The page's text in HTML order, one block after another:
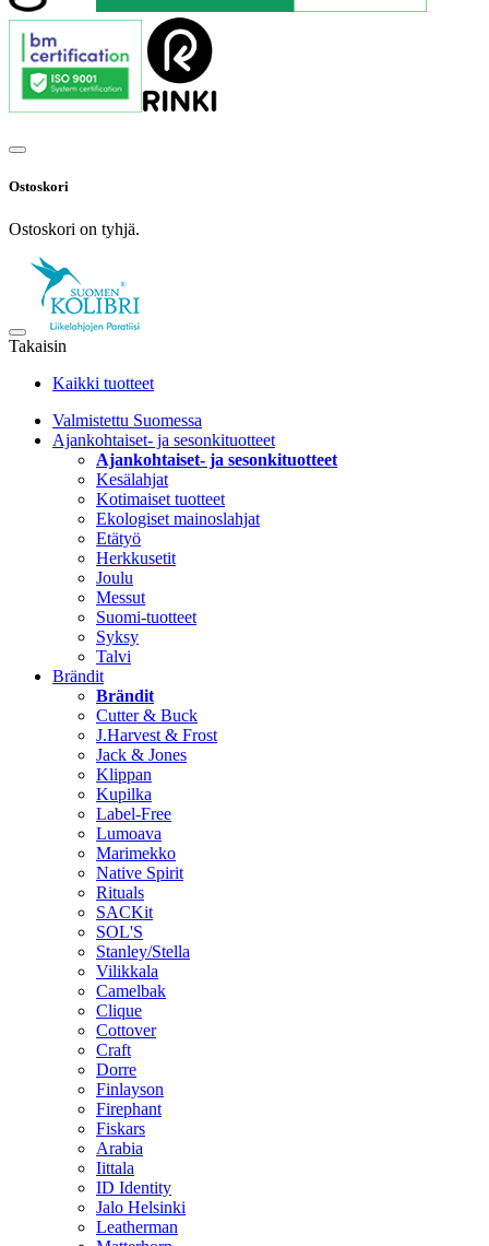
Ostoskori
Ostoskori on tyhjä.
Takaisin
Kaikki tuotteet
Valmistettu Suomessa
Ajankohtaiset- ja sesonkituotteet
Ajankohtaiset- ja sesonkituotteet
Kesälahjat
Kotimaiset tuotteet
Ekologiset mainoslahjat
Etätyö
Herkkusetit
Joulu
Messut
Suomi-tuotteet
Syksy
Talvi
Brändit
Brändit
Cutter & Buck
J.Harvest & Frost
Jack & Jones
Klippan
Kupilka
Label-Free
Lumoava
Marimekko
Native Spirit
Rituals
SACKit
SOL'S
Stanley/Stella
Vilikkala
Camelbak
Clique
Cottover
Craft
Dorre
Finlayson
Firephant
Fiskars
Arabia
Iittala
ID Identity
Jalo Helsinki
Leatherman